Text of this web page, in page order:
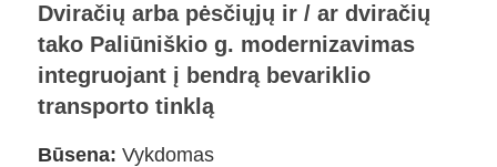
Dviračių arba pėsčiųjų ir / ar dviračių
tako Paliūniškio g. modernizavimas
integruojant į bendrą bevariklio
transporto tinklą
Būsena: Vykdomas